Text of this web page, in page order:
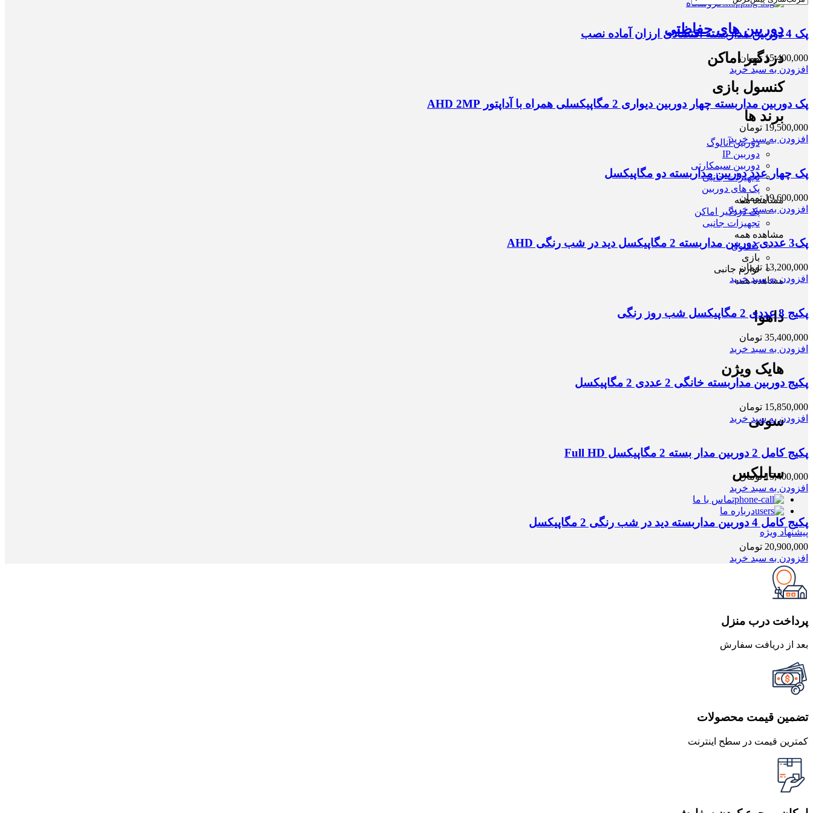
فروشگاه
دوربین های حفاظتی
دزدگیر اماکن
کنسول بازی
برند ها
دوربین آنالوگ
دوربین IP
دوربین سیمکارتی
تجهیزات جانبی
پک های دوربین
مشاهده همه
پک دزدگیر اماکن
تجهیزات جانبی
مشاهده همه
کنسول
بازی
لوازم جانبی
مشاهده همه
داهوا
هایک ویژن
سونی
سایلکس
تماس با ما
درباره ما
پیشنهاد ویژه
پک 4 دوربین مداربسته اقتصادی ارزان آماده نصب
15,400,000 تومان
افزودن به سبد خرید
پک دوربین مداربسته چهار دوربین دیواری 2 مگاپیکسلی همراه با آداپتور AHD 2MP
19,500,000 تومان
افزودن به سبد خرید
پک چهار عدد دوربین مداربسته دو مگاپیکسل
19,600,000 تومان
افزودن به سبد خرید
پک3 عددی دوربین مداربسته 2 مگاپیکسل دید در شب رنگی AHD
13,200,000 تومان
افزودن به سبد خرید
پکیج 8 عددی 2 مگاپیکسل شب روز رنگی
35,400,000 تومان
افزودن به سبد خرید
پکیج دوربین مداربسته خانگی 2 عددی 2 مگاپیکسل
15,850,000 تومان
افزودن به سبد خرید
پکیج کامل 2 دوربین مدار بسته 2 مگاپیکسل Full HD
15,400,000 تومان
افزودن به سبد خرید
پکیج کامل 4 دوربین مداربسته دید در شب رنگی 2 مگاپیکسل
20,900,000 تومان
افزودن به سبد خرید
پرداخت درب منزل
بعد از دریافت سفارش
تضمین قیمت محصولات
کمترین قیمت در سطح اینترنت